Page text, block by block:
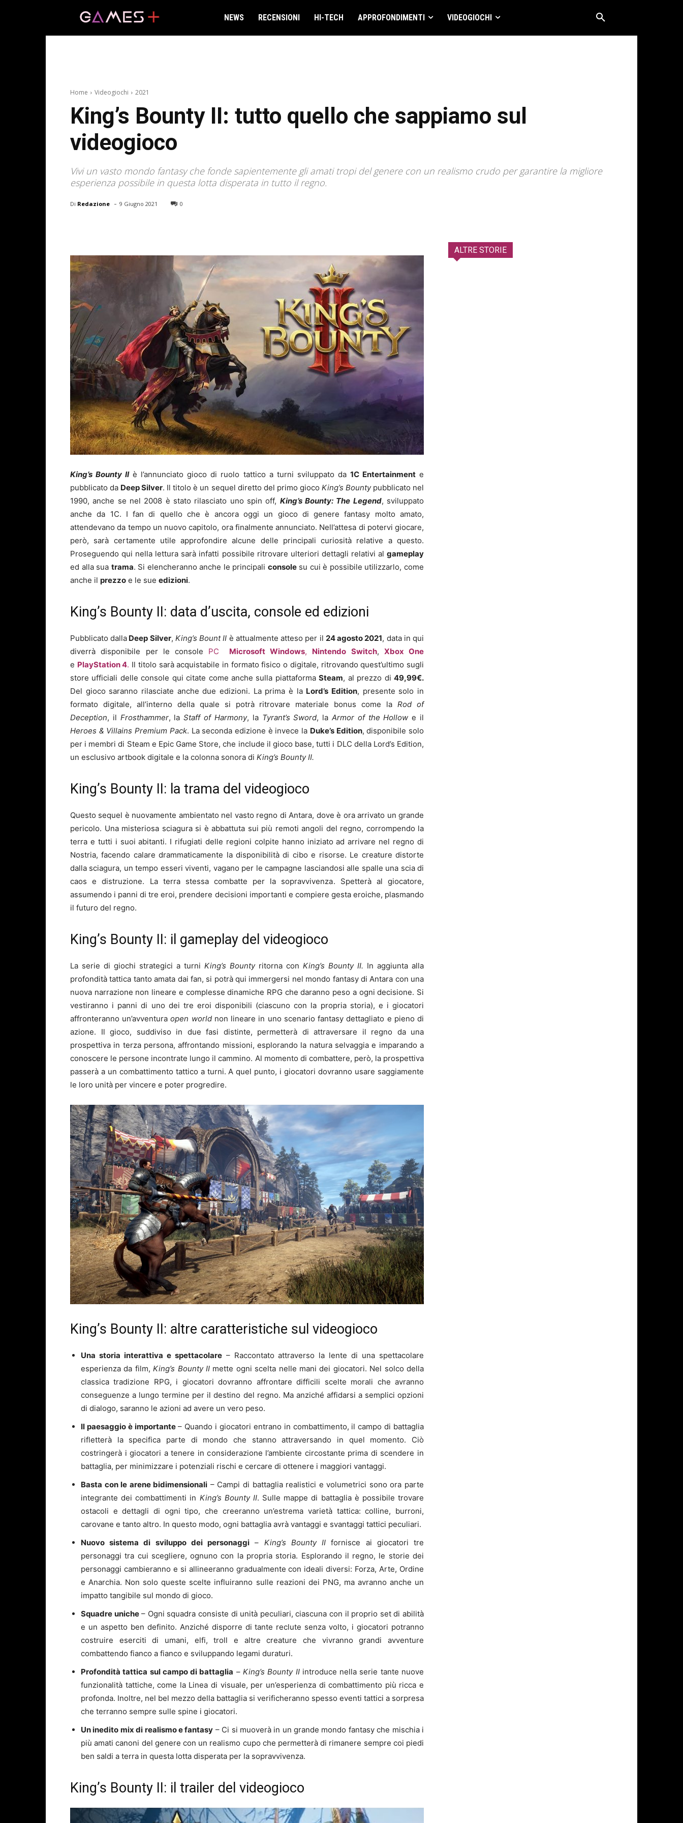
NEWS RECENSIONI HI-TECH APPROFONDIMENTI VIDEOGIOCHI
Home Videogiochi 2021
King’s Bounty II: tutto quello che sappiamo sul
videogioco
Vivi un vasto mondo fantasy che fonde sapientemente gli amati tropi del genere con un realismo crudo per garantire la migliore
esperienza possibile in questa lotta disperata in tutto il regno.
Di Redazione - 9 Giugno 2021 0
King’s Bounty IIè l’annunciato gioco di ruolo tattico a turni sviluppato da 1C Entertainmente
pubblicato da Deep Silver. Il titolo è un sequel diretto del primo gioco King’s Bountypubblicato nel
1990, anche se nel 2008 è stato rilasciato uno spin off, King’s Bounty: The Legend, sviluppato
anche da 1C. I fan di quello che è ancora oggi un gioco di genere fantasy molto amato,
attendevano da tempo un nuovo capitolo, ora finalmente annunciato. Nell’attesa di potervi giocare,
però, sarà certamente utile approfondire alcune delle principali curiosità relative a questo.
Proseguendo qui nella lettura sarà infatti possibile ritrovare ulteriori dettagli relativi al gameplay
ed alla sua trama. Si elencheranno anche le principali consolesu cui è possibile utilizzarlo, come
anche il prezzo e le sue edizioni.
King’s Bounty II: data d’uscita, console ed edizioni
Pubblicato dalla Deep Silver, King’s Bount II è attualmente atteso per il 24 agosto2021, data in qui
diverrà disponibile per le console PC Microsoft Windows, Nintendo Switch, Xbox One
e PlayStation 4. Il titolo sarà acquistabile in formato fisico o digitale, ritrovando quest’ultimo sugli
store ufficiali delle console qui citate come anche sulla piattaformaSteam, al prezzo di49,99€.
Del gioco saranno rilasciate anche due edizioni. La prima è la Lord’s Edition, presente solo in
formato digitale, all’interno della quale si potrà ritrovare materiale bonus come laRod of
Deception, il Frosthammer, laStaff of Harmony, la Tyrant’s Sword, la Armor of the Hollow e il
Heroes & Villains Premium Pack. La seconda edizione è invece la Duke’s Edition, disponibile solo
per i membri di Steam e Epic Game Store, che include il gioco base, tutti i DLC della Lord’s Edition,
un esclusivo artbook digitale e la colonna sonora di King’s Bounty II.
King’s Bounty II: la trama del videogioco
Questo sequel è nuovamente ambientato nel vasto regno di Antara, dove è ora arrivato un grande
pericolo. Una misteriosa sciagura si è abbattuta sui più remoti angoli del regno, corrompendo la
terra e tutti i suoi abitanti. I rifugiati delle regioni colpite hanno iniziato ad arrivare nel regno di
Nostria, facendo calare drammaticamente la disponibilità di cibo e risorse. Le creature distorte
dalla sciagura, un tempo esseri viventi, vagano per le campagne lasciandosi alle spalle una scia di
caos e distruzione. La terra stessa combatte per la sopravvivenza. Spetterà al giocatore,
assumendo i panni di tre eroi, prendere decisioni importanti e compiere gesta eroiche, plasmando
il futuro del regno.
King’s Bounty II: il gameplay del videogioco
La serie di giochi strategici a turni King’s Bountyritorna con King’s Bounty II. In aggiunta alla
profondità tattica tanto amata dai fan, si potrà qui immergersi nel mondo fantasy di Antara con una
nuova narrazione non lineare e complesse dinamiche RPG che daranno peso a ogni decisione. Si
vestiranno i panni di uno dei tre eroi disponibili (ciascuno con la propria storia), e i giocatori
affronteranno un’avventuraopen worldnon lineare in uno scenario fantasy dettagliato e pieno di
azione. Il gioco, suddiviso in due fasi distinte, permetterà di attraversare il regno da una
prospettiva in terza persona, affrontando missioni, esplorando la natura selvaggia e imparando a
conoscere le persone incontrate lungo il cammino. Al momento di combattere, però, la prospettiva
passerà a un combattimento tattico a turni. A quel punto, i giocatori dovranno usare saggiamente
le loro unità per vincere e poter progredire.
King’s Bounty II: altre caratteristiche sul videogioco
Una storia interattiva e spettacolare– Raccontato attraverso la lente di una spettacolare
esperienza da film,King’s Bounty II mette ogni scelta nelle mani dei giocatori. Nel solco della
classica tradizione RPG, i giocatori dovranno affrontare difficili scelte morali che avranno
conseguenze a lungo termine per il destino del regno. Ma anziché affidarsi a semplici opzioni
di dialogo, saranno le azioni ad avere un vero peso.
Il paesaggio è importante– Quando i giocatori entrano in combattimento, il campo di battaglia
rifletterà la specifica parte di mondo che stanno attraversando in quel momento. Ciò
costringerà i giocatori a tenere in considerazione l’ambiente circostante prima di scendere in
battaglia, per minimizzare i potenziali rischi e cercare di ottenere i maggiori vantaggi.
Basta con le arene bidimensionali – Campi di battaglia realistici e volumetrici sono ora parte
integrante dei combattimenti in King’s Bounty II. Sulle mappe di battaglia è possibile trovare
ostacoli e dettagli di ogni tipo, che creeranno un’estrema varietà tattica: colline, burroni,
carovane e tanto altro. In questo modo, ogni battaglia avrà vantaggi e svantaggi tattici peculiari.
Nuovo sistema di sviluppo dei personaggi – King’s Bounty II fornisce ai giocatori tre
personaggi tra cui scegliere, ognuno con la propria storia. Esplorando il regno, le storie dei
personaggi cambieranno e si allineeranno gradualmente con ideali diversi: Forza, Arte, Ordine
e Anarchia. Non solo queste scelte influiranno sulle reazioni dei PNG, ma avranno anche un
impatto tangibile sul mondo di gioco.
Squadre uniche– Ogni squadra consiste di unità peculiari, ciascuna con il proprio set di abilità
e un aspetto ben definito. Anziché disporre di tante reclute senza volto, i giocatori potranno
costruire eserciti di umani, elfi, troll e altre creature che vivranno grandi avventure
combattendo fianco a fianco e sviluppando legami duraturi.
Profondità tattica sul campo di battaglia –King’s Bounty IIintroduce nella serie tante nuove
funzionalità tattiche, come la Linea di visuale, per un’esperienza di combattimento più ricca e
profonda. Inoltre, nel bel mezzo della battaglia si verificheranno spesso eventi tattici a sorpresa
che terranno sempre sulle spine i giocatori.
Un inedito mix di realismo e fantasy – Ci si muoverà in un grande mondo fantasy che mischia i
più amati canoni del genere con un realismo cupo che permetterà di rimanere sempre coi piedi
ben saldi a terra in questa lotta disperata per la sopravvivenza.
King’s Bounty II: il trailer del videogioco
ALTRE STORIE